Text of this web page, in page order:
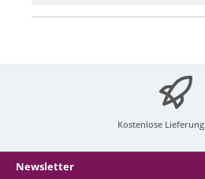
Kostenlose Lieferung
Newsletter